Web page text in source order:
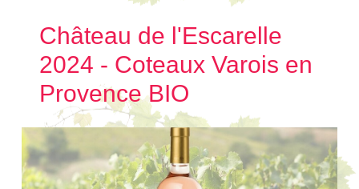
Château de l'Escarelle
2024 - Coteaux Varois en
Provence BIO